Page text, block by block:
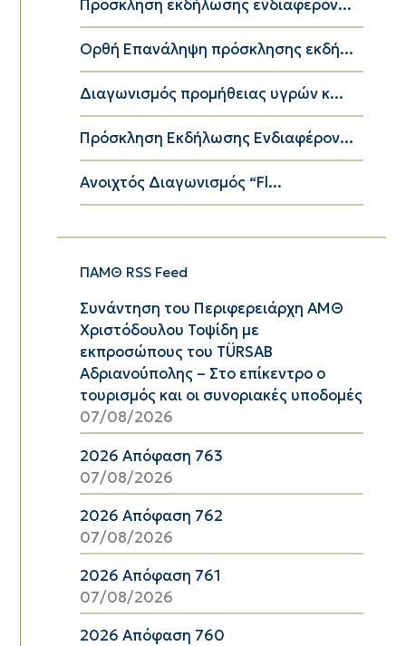
Πρόσκληση εκδήλωσης ενδιαφέρον...
Ορθή Επανάληψη πρόσκλησης εκδή...
Διαγωνισμός προμήθειας υγρών κ...
Πρόσκληση Εκδήλωσης Ενδιαφέρον...
Ανοιχτός Διαγωνισμός “Fl...
ΠΑΜΘ RSS Feed
Συνάντηση του Περιφερειάρχη ΑΜΘ
Χριστόδουλου Τοψίδη με
εκπροσώπους του TÜRSAB
Αδριανούπολης – Στο επίκεντρο ο
τουρισμός και οι συνοριακές υποδομές
07/08/2026
2026 Απόφαση 763
07/08/2026
2026 Απόφαση 762
07/08/2026
2026 Απόφαση 761
07/08/2026
2026 Απόφαση 760